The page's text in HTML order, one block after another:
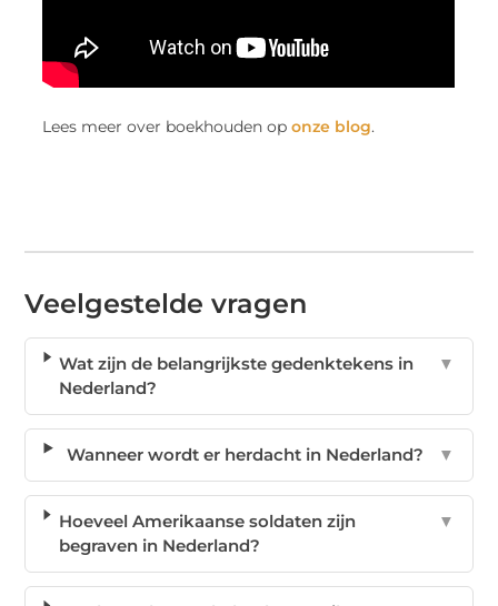
Lees meer over boekhouden oponze blog.
Veelgestelde vragen
Wat zijn de belangrijkste gedenktekens in
Nederland?
▼
Wanneer wordt er herdacht in Nederland? ▼
Hoeveel Amerikaanse soldaten zijn
begraven in Nederland?
▼